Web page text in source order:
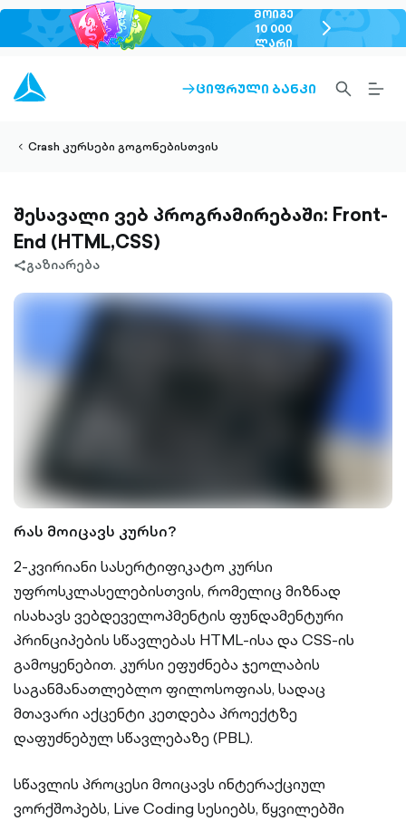
ᲛᲝᲘᲒᲔ
10 000
ᲚᲐᲠᲘ
chevron-
right-
ARROW-
ᲪᲘᲤᲠᲣᲚᲘ ᲑᲐᲜᲙᲘ
SEARCH-
OUTLINED
Crash კურსები გოგონებისთვის
შესავალი ვებ პროგრამირებაში: Front-
End (HTML,CSS)
share-
გაზიარება
რას მოიცავს კურსი?
2-კვირიანი სასერტიფიკატო კურსი
უფროსკლასელებისთვის, რომელიც მიზნად
ისახავს ვებდეველოპმენტის ფუნდამენტური
პრინციპების სწავლებას HTML-ისა და CSS-ის
გამოყენებით. კურსი ეფუძნება ჯეოლაბის
საგანმანათლებლო ფილოსოფიას, სადაც
მთავარი აქცენტი კეთდება პროექტზე
დაფუძნებულ სწავლებაზე (PBL).
სწავლის პროცესი მოიცავს ინტერაქციულ
ვორქშოპებს, Live Coding სესიებს, წყვილებში